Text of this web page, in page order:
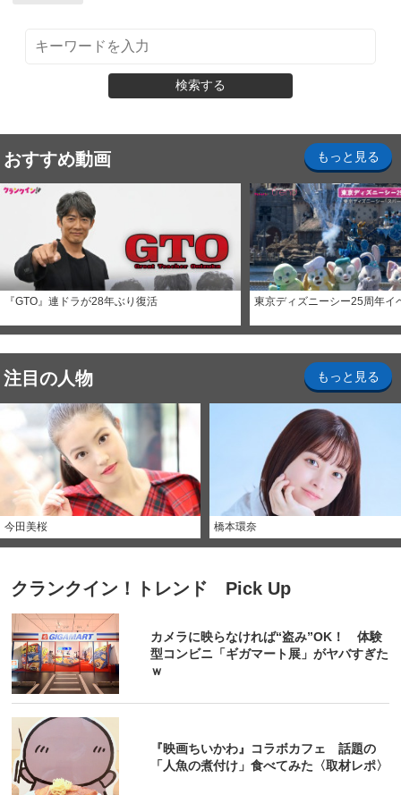
検索する
おすすめ動画 もっと見る
『GTO』連ドラが28年ぶり復活 東京ディズニーシー25周年イ
注目の人物 もっと見る
今田美桜 橋本環奈
クランクイン！トレンド Pick Up
カメラに映らなければ“盗み”OK！ 体験
型コンビニ「ギガマート展」がヤバすぎた
ｗ
『映画ちいかわ』コラボカフェ 話題の
「人魚の煮付け」食べてみた〈取材レポ〉